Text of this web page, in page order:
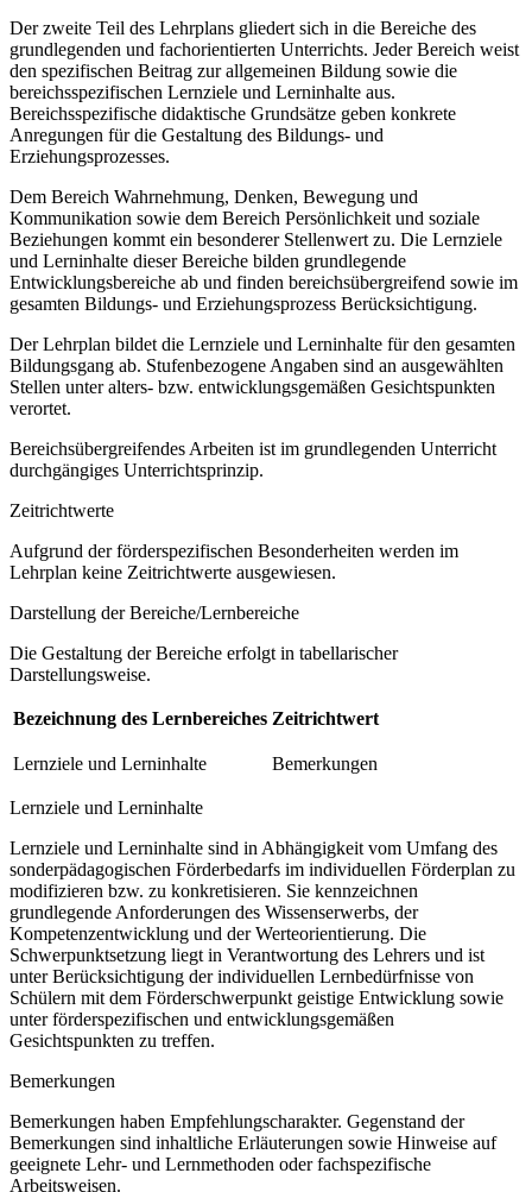
Der zweite Teil des Lehrplans gliedert sich in die Bereiche des
grundlegenden und fachorientierten Unterrichts. Jeder Bereich weist
den spezifischen Beitrag zur allgemeinen Bildung sowie die
bereichsspezifischen Lernziele und Lerninhalte aus.
Bereichsspezifische didaktische Grundsätze geben konkrete
Anregungen für die Gestaltung des Bildungs- und
Erziehungsprozesses.
Dem Bereich Wahrnehmung, Denken, Bewegung und
Kommunikation sowie dem Bereich Persönlichkeit und soziale
Beziehungen kommt ein besonderer Stellenwert zu. Die Lernziele
und Lerninhalte dieser Bereiche bilden grundlegende
Entwicklungsbereiche ab und finden bereichsübergreifend sowie im
gesamten Bildungs- und Erziehungsprozess Berücksichtigung.
Der Lehrplan bildet die Lernziele und Lerninhalte für den gesamten
Bildungsgang ab. Stufenbezogene Angaben sind an ausgewählten
Stellen unter alters- bzw. entwicklungsgemäßen Gesichtspunkten
verortet.
Bereichsübergreifendes Arbeiten ist im grundlegenden Unterricht
durchgängiges Unterrichtsprinzip.
Zeitrichtwerte
Aufgrund der förderspezifischen Besonderheiten werden im
Lehrplan keine Zeitrichtwerte ausgewiesen.
Darstellung der Bereiche/Lernbereiche
Die Gestaltung der Bereiche erfolgt in tabellarischer
Darstellungsweise.
Bezeichnung des Lernbereiches Zeitrichtwert
Lernziele und Lerninhalte Bemerkungen
Lernziele und Lerninhalte
Lernziele und Lerninhalte sind in Abhängigkeit vom Umfang des
sonderpädagogischen Förderbedarfs im individuellen Förderplan zu
modifizieren bzw. zu konkretisieren. Sie kennzeichnen
grundlegende Anforderungen des Wissenserwerbs, der
Kompetenzentwicklung und der Werteorientierung. Die
Schwerpunktsetzung liegt in Verantwortung des Lehrers und ist
unter Berücksichtigung der individuellen Lernbedürfnisse von
Schülern mit dem Förderschwerpunkt geistige Entwicklung sowie
unter förderspezifischen und entwicklungsgemäßen
Gesichtspunkten zu treffen.
Bemerkungen
Bemerkungen haben Empfehlungscharakter. Gegenstand der
Bemerkungen sind inhaltliche Erläuterungen sowie Hinweise auf
geeignete Lehr- und Lernmethoden oder fachspezifische
Arbeitsweisen.